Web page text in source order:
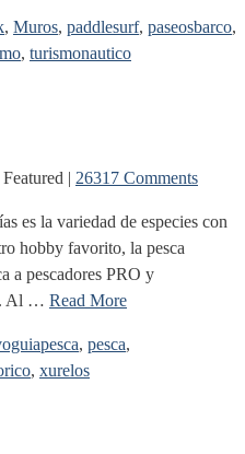
, Muros, paddlesurf, paseosbarco,
, turismonautico
Featured | 26317 Comments
es la variedad de especies con
hobby favorito, la pesca
a pescadores PRO y
Al … Read More
, pesca,
, xurelos